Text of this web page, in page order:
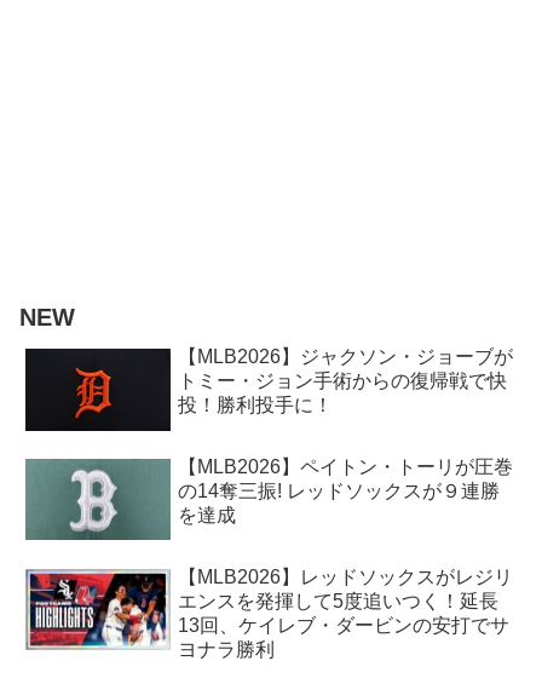
NEW
【MLB2026】ジャクソン・ジョーブが
トミー・ジョン手術からの復帰戦で快
投！勝利投手に！
【MLB2026】ペイトン・トーリが圧巻
の14奪三振! レッドソックスが９連勝
を達成
【MLB2026】レッドソックスがレジリ
エンスを発揮して5度追いつく！延長
13回、ケイレブ・ダービンの安打でサ
ヨナラ勝利